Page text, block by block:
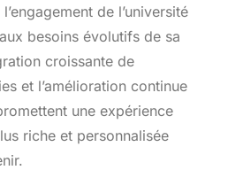
de l’université
besoins évolutifs de sa
croissante de
et l’amélioration continue
une expérience
riche et personnalisée